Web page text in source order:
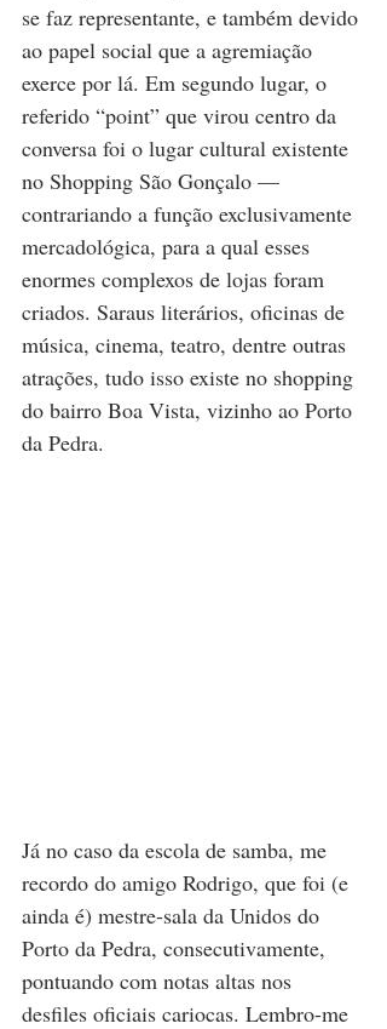
se faz representante, e também devido
ao papel social que a agremiação
exerce por lá. Em segundo lugar, o
referido “point” que virou centro da
conversa foi o lugar cultural existente
no Shopping São Gonçalo —
contrariando a função exclusivamente
mercadológica, para a qual esses
enormes complexos de lojas foram
criados. Saraus literários, oficinas de
música, cinema, teatro, dentre outras
atrações, tudo isso existe no shopping
do bairro Boa Vista, vizinho ao Porto
da Pedra.
Já no caso da escola de samba, me
recordo do amigo Rodrigo, que foi (e
ainda é) mestre-sala da Unidos do
Porto da Pedra, consecutivamente,
pontuando com notas altas nos
desfiles oficiais cariocas. Lembro-me